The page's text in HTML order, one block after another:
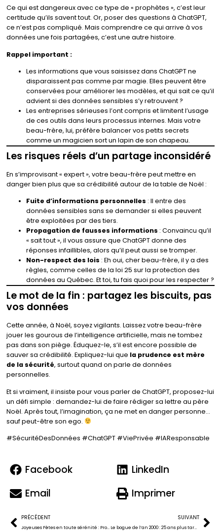
Ce qui est dangereux avec ce type de « prophètes », c’est leur
certitude qu’ils savent tout. Or, poser des questions à ChatGPT,
ce n’est pas compliqué. Mais comprendre ce qui arrive à vos
données une fois partagées, c’est une autre histoire.
Rappel important :
Les informations que vous saisissez dans ChatGPT ne
disparaissent pas comme par magie. Elles peuvent être
conservées pour améliorer les modèles, et qui sait ce qu’il
advient si des données sensibles s’y retrouvent ?
Les entreprises sérieuses l’ont compris et limitent l’usage
de ces outils dans leurs processus internes. Mais votre
beau-frère, lui, préfère balancer vos petits secrets
comme un magicien sort un lapin de son chapeau.
Les risques réels d’un partage inconsidéré
En s’improvisant « expert », votre beau-frère peut mettre en
danger bien plus que sa crédibilité autour de la table de Noël :
Fuite d’informations personnelles : Il entre des
données sensibles sans se demander si elles peuvent
être exploitées par des tiers.
Propagation de fausses informations : Convaincu qu’il
« sait tout », il vous assure que ChatGPT donne des
réponses infaillibles, alors qu’il peut aussi se tromper.
Non-respect des lois : Eh oui, cher beau-frère, il y a des
règles, comme celles de la loi 25 sur la protection des
données au Québec. Et toi, tu fais quoi pour les respecter ?
Le mot de la fin : partagez les biscuits, pas
vos données
Cette année, à Noël, soyez vigilants. Laissez votre beau-frère
jouer les gourous de l’intelligence artificielle, mais ne tombez
pas dans son piège. Éduquez-le, s’il est encore possible de
sauver sa crédibilité. Expliquez-lui que la prudence est mère
de la sécurité, surtout quand on parle de données
personnelles.
Et si vraiment, il insiste pour vous parler de ChatGPT, proposez-lui
un défi simple : demandez-lui de faire rédiger sa lettre au père
Noël. Après tout, l’imagination, ça ne met en danger personne…
sauf peut-être son ego.
#SécuritéDesDonnées #ChatGPT #ViePrivée #IAResponsable
Facebook
LinkedIn
Email
Imprimer
PRÉCÉDENT
Joyeuses Fêtes en toute sérénité : Protégez vos données personnelles
SUIVANT
Le bogue de l’an 2000 : 25 ans plus tard, on attend encore le crash!